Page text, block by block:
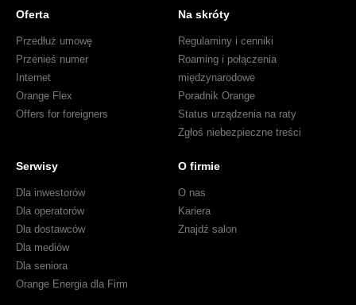
Oferta
Przedłuż umowę
Przenieś numer
Internet
Orange Flex
Offers for foreigners
Na skróty
Regulaminy i cenniki
Roaming i połączenia
międzynarodowe
Poradnik Orange
Status urządzenia na raty
Zgłoś niebezpieczne treści
Serwisy
Dla inwestorów
Dla operatorów
Dla dostawców
Dla mediów
Dla seniora
Orange Energia dla Firm
O firmie
O nas
Kariera
Znajdź salon